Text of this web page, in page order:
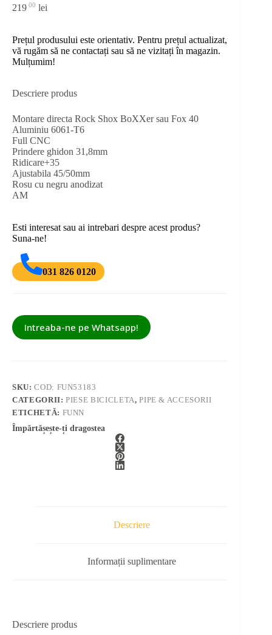
219 00 lei
Prețul produsului este orientativ. Pentru prețul actualizat,
vă rugăm să ne contactați sau să ne vizitați în magazin.
Mulțumim!
Descriere produs
Montare directa Rock Shox BoXXer sau Fox 40
Aluminiu 6061-T6
Full CNC
Prindere ghidon 31,8mm
Ridicare+35
Ajustabila 45/50mm
Rosu cu negru anodizat
AM
Esti interesat sau ai intrebari despre acest produs?
Suna-ne!
031 826 0120
Intreaba-ne pe Whatsapp!
SKU:COD: FUN53183
CATEGORII:PIESE BICICLETA,PIPE & ACCESORII
ETICHETĂ: FUNN
Împărtășește-ți dragostea
Descriere
Informații suplimentare
Descriere produs